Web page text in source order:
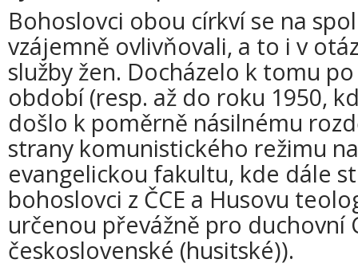
Bohoslovci obou církví se na
vzájemně ovlivňovali, a to i v
služby žen. Docházelo k tomu
období (resp. až do roku 1950,
došlo k poměrně násilnému
strany komunistického režimu
evangelickou fakultu, kde dále
bohoslovci z ČCE a Husovu
určenou převážně pro duchovní
československé (husitské)).